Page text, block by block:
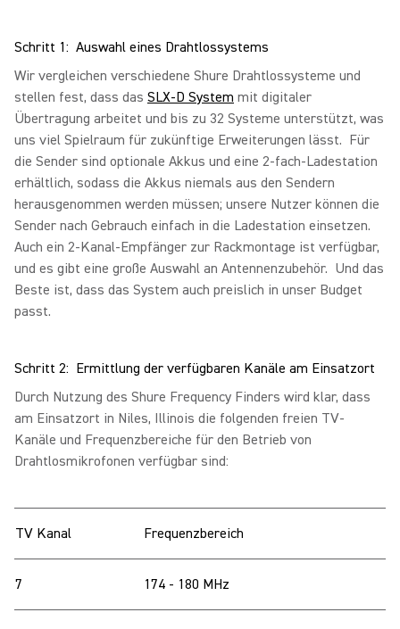
Schritt 1: Auswahl eines Drahtlossystems
Wir vergleichen verschiedene Shure Drahtlossysteme und
stellen fest, dass das SLX-D System mit digitaler
Übertragung arbeitet und bis zu 32 Systeme unterstützt, was
uns viel Spielraum für zukünftige Erweiterungen lässt. Für
die Sender sind optionale Akkus und eine 2-fach-Ladestation
erhältlich, sodass die Akkus niemals aus den Sendern
herausgenommen werden müssen; unsere Nutzer können die
Sender nach Gebrauch einfach in die Ladestation einsetzen.
Auch ein 2-Kanal-Empfänger zur Rackmontage ist verfügbar,
und es gibt eine große Auswahl an Antennenzubehör. Und das
Beste ist, dass das System auch preislich in unser Budget
passt.
Schritt 2: Ermittlung der verfügbaren Kanäle am Einsatzort
Durch Nutzung des Shure Frequency Finders wird klar, dass
am Einsatzort in Niles, Illinois die folgenden freien TV-
Kanäle und Frequenzbereiche für den Betrieb von
Drahtlosmikrofonen verfügbar sind:
TV Kanal Frequenzbereich
7 174 - 180 MHz